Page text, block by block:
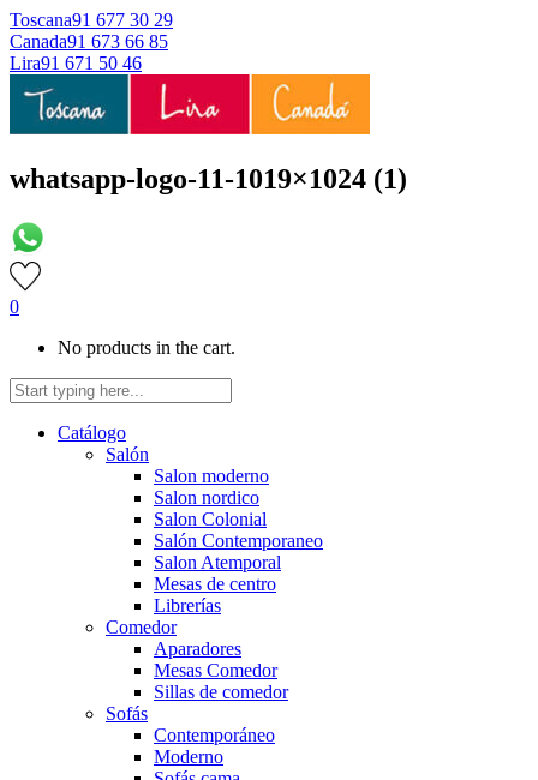
Toscana91 677 30 29
Canada91 673 66 85
Lira91 671 50 46
whatsapp-logo-11-1019×1024 (1)
0
No products in the cart.
Catálogo
Salón
Salon moderno
Salon nordico
Salon Colonial
Salón Contemporaneo
Salon Atemporal
Mesas de centro
Librerías
Comedor
Aparadores
Mesas Comedor
Sillas de comedor
Sofás
Contemporáneo
Moderno